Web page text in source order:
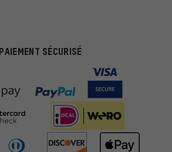
PAIEMENT SÉCURISÉ